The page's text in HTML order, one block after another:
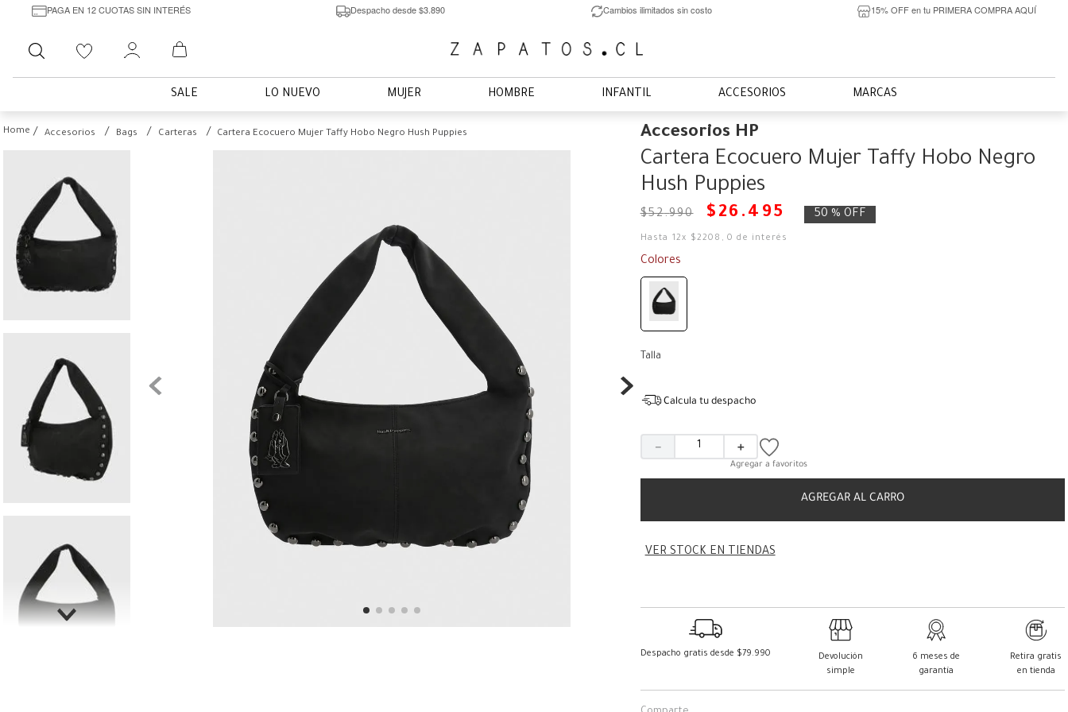
PAGA EN 12 CUOTAS SIN INTERÉS Despacho desde $3.890 Cambios ilimitados sin costo 15% OFF en tu PRIMERA COMPRA AQUÍ
Buscar
SALE LO NUEVO MUJER HOMBRE INFANTIL ACCESORIOS MARCAS
Accesorios Bags Carteras Cartera Ecocuero Mujer Taffy Hobo Negro Hush Puppies Accesorios HP
Cartera Ecocuero Mujer Taffy Hobo Negro
Hush Puppies
$52.990 $ 26 . 495 50 % OFF
Hasta 12x $2208 ,0 de interés
Colores
Talla
Calcula tu despacho
＋
－
AGREGAR AL CARRO
VER STOCK EN TIENDAS
Despacho gratis desde $79.990
Devolución
simple
6 meses de
garantía
Retira gratis
en tienda